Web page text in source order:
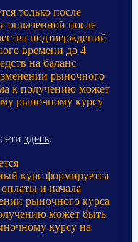
только после
оплаченной после
подтверждений
времени до 4
на баланс
рыночного
к получению может
рыночному курсу
здесь.
курс формируется
и начала
рыночного курса
может быть
курсу на